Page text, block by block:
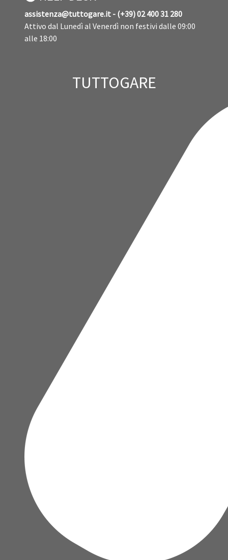
assistenza@tuttogare.it - (+39) 02 400 31 280
Attivo dal Lunedì al Venerdì non festivi dalle 09:00
alle 18:00
TUTTOGARE